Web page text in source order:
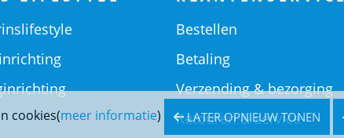
cookies(meer informatie) LATER OPNIEUW TONEN
Bestellen
Betaling
Verzending & bezorging
Retouren & service